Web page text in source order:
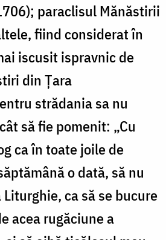
paraclisul Mănăstirii
fiind considerat în
iscusit ispravnic de
din Ţara
strădania sa nu
să fie pomenit: „Cu
ca în toate joile de
o dată, să nu
ca să se bucure
acea rugăciune a